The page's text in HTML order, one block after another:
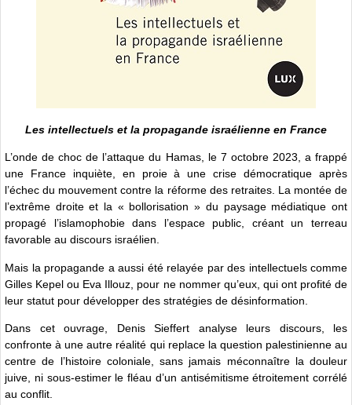
Les intellectuels et la propagande israélienne en France
L’onde de choc de l’attaque du Hamas, le 7 octobre 2023, a frappé
une France inquiète, en proie à une crise démocratique après
l’échec du mouvement contre la réforme des retraites. La montée de
l’extrême droite et la « bollorisation » du paysage médiatique ont
propagé l’islamophobie dans l’espace public, créant un terreau
favorable au discours israélien.
Mais la propagande a aussi été relayée par des intellectuels comme
Gilles Kepel ou Eva Illouz, pour ne nommer qu’eux, qui ont profité de
leur statut pour développer des stratégies de désinformation.
Dans cet ouvrage, Denis Sieffert analyse leurs discours, les
confronte à une autre réalité qui replace la question palestinienne au
centre de l’histoire coloniale, sans jamais méconnaître la douleur
juive, ni sous-estimer le fléau d’un antisémitisme étroitement corrélé
au conflit.